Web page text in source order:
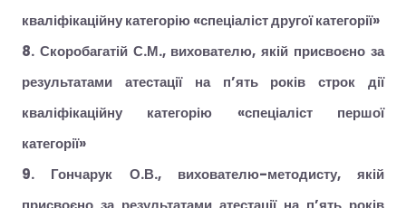
кваліфікаційну категорію «спеціаліст другої категорії»
8. Скоробагатій С.М., вихователю, якій присвоєно за
результатами атестації на п’ять років строк дії
кваліфікаційну категорію «спеціаліст першої
категорії»
9. Гончарук О.В., вихователю-методисту, якій